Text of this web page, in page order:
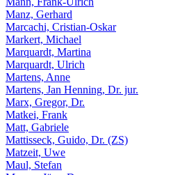
Manz, Gerhard
Marcachi, Cristian-Oskar
Markert, Michael
Marquardt, Martina
Marquardt, Ulrich
Martens, Anne
Martens, Jan Henning, Dr. jur.
Marx, Gregor, Dr.
Matkei, Frank
Matt, Gabriele
Mattisseck, Guido, Dr. (ZS)
Matzeit, Uwe
Maul, Stefan